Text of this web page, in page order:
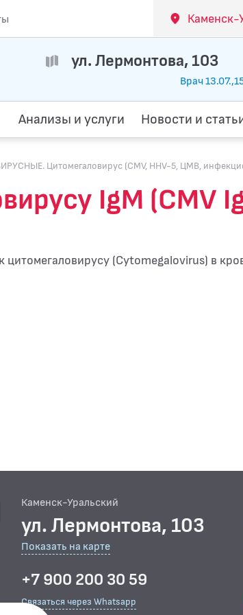
Каменск-
ул. Лермонтова, 103
Врач
Анализы и услуги Новости и
Цитомегаловирус (CMV, HHV-5, ЦМВ,
IgM (CMV
цитомегаловирусу (Cytomegalovirus) в
Каменск-Уральский
ул. Лермонтова, 103
Показать на карте
+7 900 200 30 59
Связаться через Whatsapp